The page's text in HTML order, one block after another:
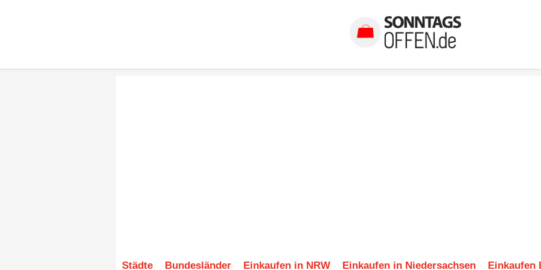
Städte Bundesländer Einkaufen in NRW Einkaufen in Niedersachsen Einkaufen